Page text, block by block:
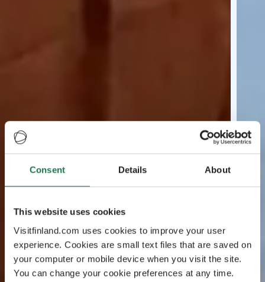
Consent Details About
This website uses cookies
Visitfinland.com uses cookies to improve your user
experience. Cookies are small text files that are saved on
your computer or mobile device when you visit the site.
You can change your cookie preferences at any time.